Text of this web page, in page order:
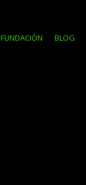
FUNDACIÓN BLOG